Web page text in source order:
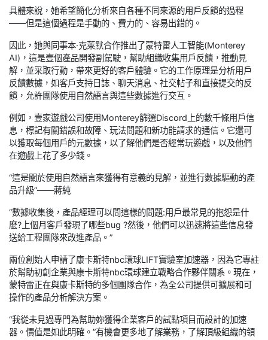
具體來說，她希望簡化分析來自各種不同來源的用戶反饋的過程
——但是這個過程是手動的、費力的、容易出錯的。
因此，她與同事本·克萊默合作推出了蒙特雷人工智能(Monterey
AI)，這是壹個產品開發副駕駛，幫助組織收集用戶反饋，推動見
解，並采取行動，帶來更好的客戶體驗。它的工作原理是分析用戶
反饋數據，如客戶支持日誌、聊天消息、社交帖子和直接提交的反
饋，允許團隊使用自然語言與這些數據進行交互。
例如，壹家遊戲公司使用Monterey篩選Discord上的數千條用戶信
息，標記有關錯誤和故障、玩法問題和新功能請求的通信。它還可
以獲取每個用戶的元數據，以了解他們是否經常玩遊戲，以及他們
在遊戲上花了多少錢。
“這是關於使用自然語言來獲得有意義的見解，並進行數據驅動的產
品升級”——蔣純
“數據收集後，產品經理可以問這樣的問題:用戶最常見的抱怨是什
麽?上個月客戶發現了哪些bug ?然後，他們可以迅速將這些信息發
送給工程團隊來改進產品。”
兩位創始人申請了康卡斯特nbc環球LIFT實驗室加速器，因為它專註
於幫助初創企業與康卡斯特nbc環球建立戰略合作夥伴關系。現在，
蒙特雷正在與康卡斯特的多個團隊合作，為全公司提供可擴展和可
操作的產品分析解決方案。
“我從未見過專門為幫助妳獲得企業客戶的試點項目而設計的加速
器。價值是如此明確。”有機會更多地了解業務，了解頂級組織的領